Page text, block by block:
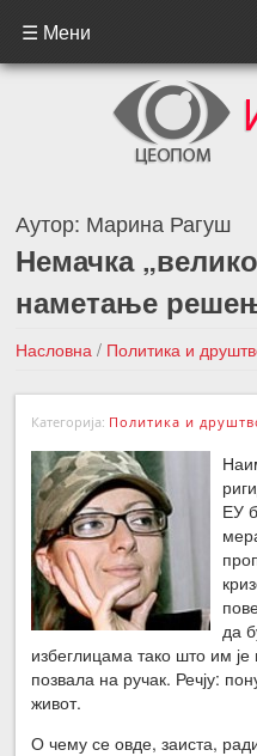
☰ Мени
Аутор: Марина Рагуш
Немачка
наметање
Насловна / Политика и
пред наметање решења
Категорија: Политика и
ЕУ
да
избеглицама тако што им
позвала на ручак. Речју:
живот.
О чему се овде, заиста,